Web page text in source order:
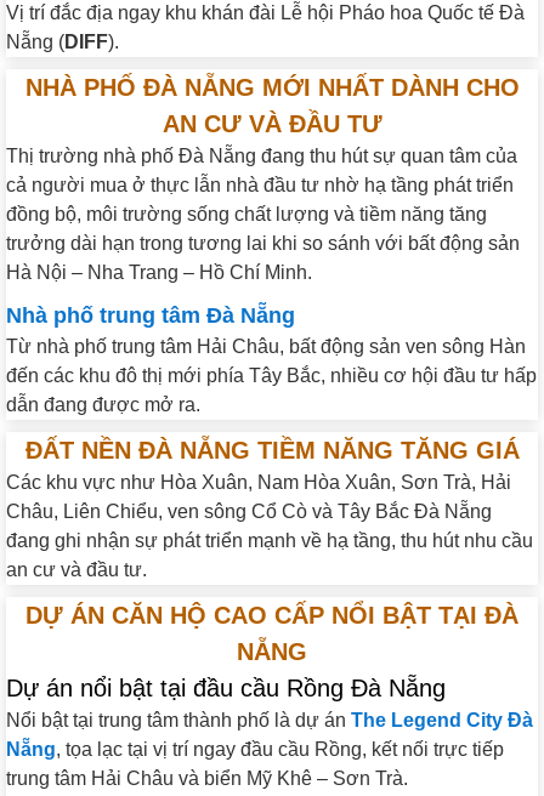
Vị trí đắc địa ngay khu khán đài Lễ hội Pháo hoa Quốc tế Đà
Nẵng (DIFF).
NHÀ PHỐ ĐÀ NẴNG MỚI NHẤT DÀNH CHO
AN CƯ VÀ ĐẦU TƯ
Thị trường nhà phố Đà Nẵng đang thu hút sự quan tâm của
cả người mua ở thực lẫn nhà đầu tư nhờ hạ tầng phát triển
đồng bộ, môi trường sống chất lượng và tiềm năng tăng
trưởng dài hạn trong tương lai khi so sánh với bất động sản
Hà Nội – Nha Trang – Hồ Chí Minh.
Nhà phố trung tâm Đà Nẵng
Từ nhà phố trung tâm Hải Châu, bất động sản ven sông Hàn
đến các khu đô thị mới phía Tây Bắc, nhiều cơ hội đầu tư hấp
dẫn đang được mở ra.
ĐẤT NỀN ĐÀ NẴNG TIỀM NĂNG TĂNG GIÁ
Các khu vực như Hòa Xuân, Nam Hòa Xuân, Sơn Trà, Hải
Châu, Liên Chiểu, ven sông Cổ Cò và Tây Bắc Đà Nẵng
đang ghi nhận sự phát triển mạnh về hạ tầng, thu hút nhu cầu
an cư và đầu tư.
DỰ ÁN CĂN HỘ CAO CẤP NỔI BẬT TẠI ĐÀ
NẴNG
Dự án nổi bật tại đầu cầu Rồng Đà Nẵng
Nổi bật tại trung tâm thành phố là dự án The Legend City Đà
Nẵng, tọa lạc tại vị trí ngay đầu cầu Rồng, kết nối trực tiếp
trung tâm Hải Châu và biển Mỹ Khê – Sơn Trà.